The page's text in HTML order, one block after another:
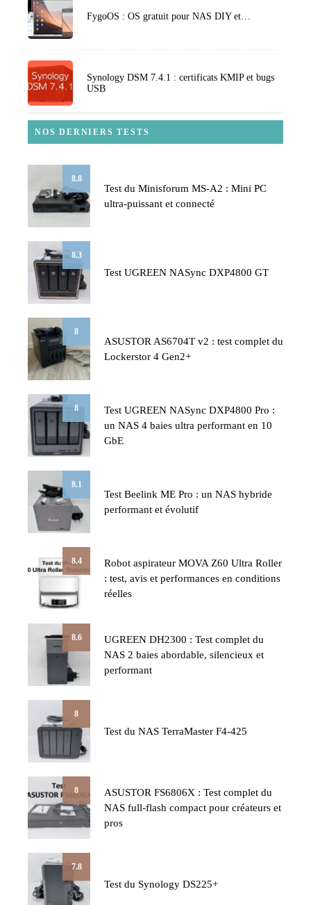
FygoOS : OS gratuit pour NAS DIY et…
Synology DSM 7.4.1 : certificats KMIP et bugs
USB
NOS DERNIERS TESTS
8.8
Test du Minisforum MS-A2 : Mini PC
ultra-puissant et connecté
8.3
Test UGREEN NASync DXP4800 GT
8
ASUSTOR AS6704T v2 : test complet du
Lockerstor 4 Gen2+
8
Test UGREEN NASync DXP4800 Pro :
un NAS 4 baies ultra performant en 10
GbE
8.1
Test Beelink ME Pro : un NAS hybride
performant et évolutif
8.4
Robot aspirateur MOVA Z60 Ultra Roller
: test, avis et performances en conditions
réelles
8.6
UGREEN DH2300 : Test complet du
NAS 2 baies abordable, silencieux et
performant
8
Test du NAS TerraMaster F4-425
8
ASUSTOR FS6806X : Test complet du
NAS full-flash compact pour créateurs et
pros
7.8
Test du Synology DS225+